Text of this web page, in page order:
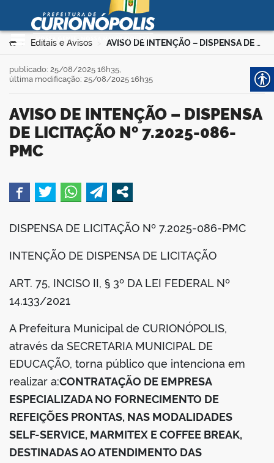
Ir para o conteúdo
Prefeitura Municipal de
Curionópolis
Você está aqui:
Editais e Avisos > AVISO DE INTENÇÃO – DISPENSA DE LICITAÇÃO Nº 7.2025-086-PMC
AVISO DE INTENÇÃO – DISPENSA
DE LICITAÇÃO Nº 7.2025-086-
PMC
publicado: 25/08/2025 16h35,
última modificação: 25/08/2025 16h35
DISPENSA DE LICITAÇÃO Nº 7.2025-086-PMC
INTENÇÃO DE DISPENSA DE LICITAÇÃO
ART. 75, INCISO II, § 3º DA LEI FEDERAL Nº
14.133/2021
A Prefeitura Municipal de CURIONÓPOLIS,
através da SECRETARIA MUNICIPAL DE
EDUCAÇÃO, torna público que intenciona em
realizar a:CONTRATAÇÃO DE EMPRESA
ESPECIALIZADA NO FORNECIMENTO DE
REFEIÇÕES PRONTAS, NAS MODALIDADES
SELF-SERVICE, MARMITEX E COFFEE BREAK,
DESTINADAS AO ATENDIMENTO DAS